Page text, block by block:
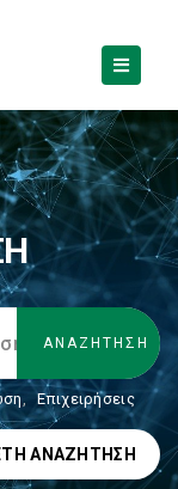
, Επιχειρήσεις
ΑΝΑΖΉΤΗΣΗ